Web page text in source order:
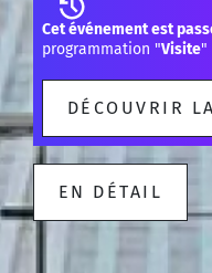
Cet événement est
programmation "Visite"
DÉCOUVRIR
EN DÉTAIL